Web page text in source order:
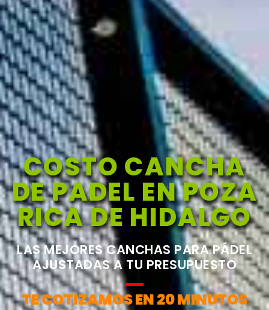
COSTO CANCHA
DE PADEL EN POZA
RICA DE HIDALGO
LAS MEJORES CANCHAS PARA PÁDEL
AJUSTADAS A TU PRESUPUESTO
TE COTIZAMOS EN 20 MINUTOS